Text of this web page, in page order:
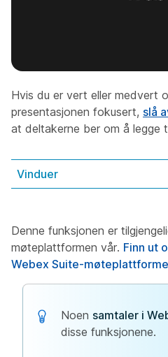
Hvis du er vert eller medvert
presentasjonen fokusert, slå
at deltakerne ber om å legge
Vinduer
Denne funksjonen er
møteplattformen vår. Finn ut
Webex Suite-
Noen samtaler i
disse funksjonene.